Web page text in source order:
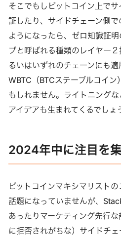
そこでもしビットコイン上で
証したり、サイドチェーン側
ようになったら、ゼロ知識証
プと呼ばれる種類のレイヤー
るいはいずれのチェーンにも
WBTC（BTCステーブルコイ
もしれません。ライトニング
アイデアも生まれてくるでしょ
2024年中に注目を
ビットコインマキシマリスト
話題になっていませんが、
あったりマーケティング先行
に拒否されがちな）サイドチ